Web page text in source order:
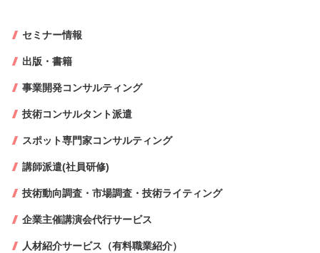
セミナー情報
出版・書籍
事業開発コンサルティング
技術コンサルタント派遣
スポット専門家コンサルティング
講師派遣(社員研修)
技術動向調査・市場調査・技術ライティング
企業主催講演会代行サービス
人材紹介サービス（有料職業紹介）